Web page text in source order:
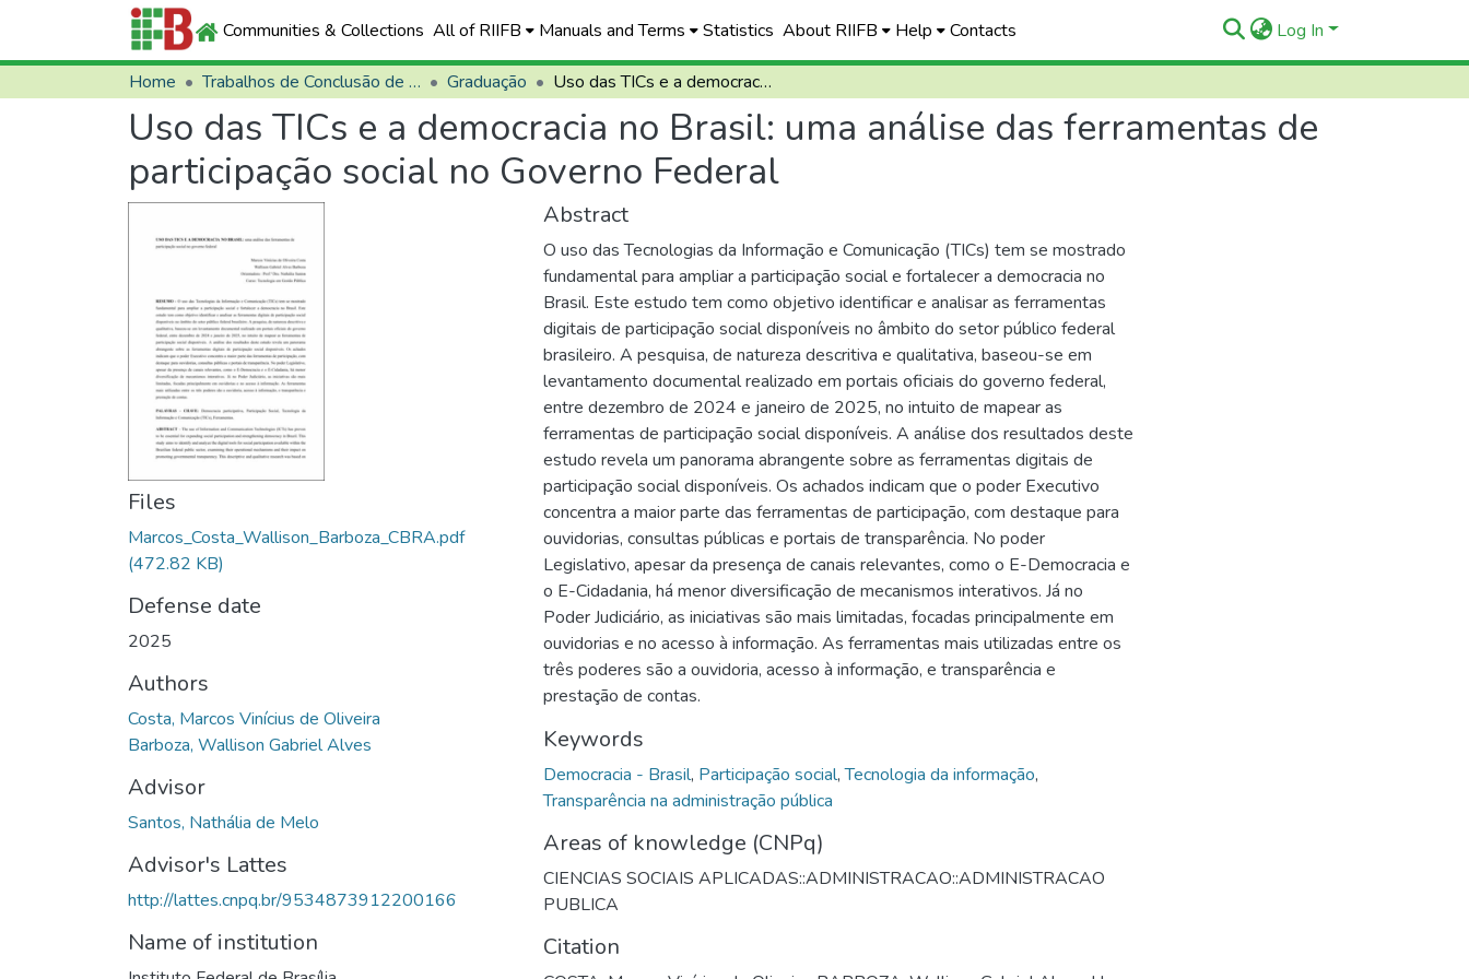
Communities & Collections All of RIIFB Manuals and Terms Statistics About RIIFB Help Contacts Log In
Home Trabalhos de Conclusão de Curso (TCCs) Graduação Uso das TICs e a democracia no Brasil: uma análise das ferramentas de participação social no Governo Federal
Uso das TICs e a democracia no Brasil: uma análise das ferramentas de
participação social no Governo Federal
Files
Marcos_Costa_Wallison_Barboza_CBRA.pdf
(472.82 KB)
Defense date
2025
Authors
Costa, Marcos Vinícius de Oliveira
Barboza, Wallison Gabriel Alves
Advisor
Santos, Nathália de Melo
Advisor's Lattes
http://lattes.cnpq.br/9534873912200166
Name of institution
Abstract
O uso das Tecnologias da Informação e Comunicação (TICs) tem se mostrado
fundamental para ampliar a participação social e fortalecer a democracia no
Brasil. Este estudo tem como objetivo identificar e analisar as ferramentas
digitais de participação social disponíveis no âmbito do setor público federal
brasileiro. A pesquisa, de natureza descritiva e qualitativa, baseou-se em
levantamento documental realizado em portais oficiais do governo federal,
entre dezembro de 2024 e janeiro de 2025, no intuito de mapear as
ferramentas de participação social disponíveis. A análise dos resultados deste
estudo revela um panorama abrangente sobre as ferramentas digitais de
participação social disponíveis. Os achados indicam que o poder Executivo
concentra a maior parte das ferramentas de participação, com destaque para
ouvidorias, consultas públicas e portais de transparência. No poder
Legislativo, apesar da presença de canais relevantes, como o E-Democracia e
o E-Cidadania, há menor diversificação de mecanismos interativos. Já no
Poder Judiciário, as iniciativas são mais limitadas, focadas principalmente em
ouvidorias e no acesso à informação. As ferramentas mais utilizadas entre os
três poderes são a ouvidoria, acesso à informação, e transparência e
prestação de contas.
Keywords
Democracia - Brasil, Participação social,Tecnologia da informação,
Transparência na administração pública
Areas of knowledge (CNPq)
CIENCIAS SOCIAIS APLICADAS::ADMINISTRACAO::ADMINISTRACAO
PUBLICA
Citation